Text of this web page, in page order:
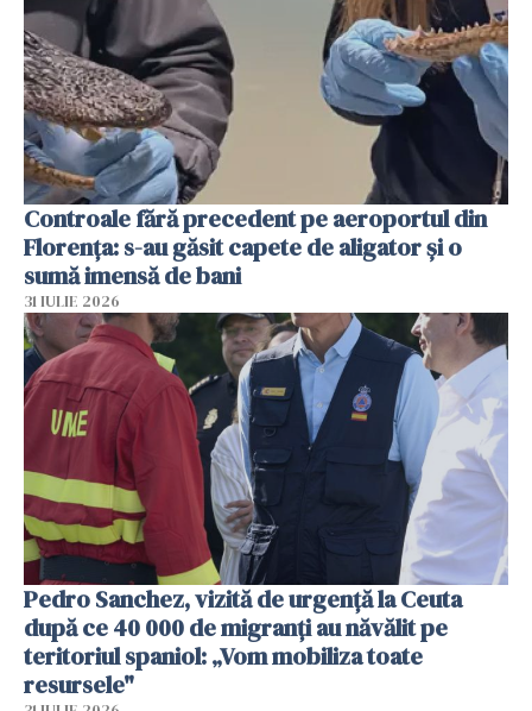
Controale fără precedent pe aeroportul din
Florența: s-au găsit capete de aligator și o
sumă imensă de bani
31 IULIE 2026
Pedro Sanchez, vizită de urgență la Ceuta
după ce 40 000 de migranți au năvălit pe
teritoriul spaniol: „Vom mobiliza toate
resursele"